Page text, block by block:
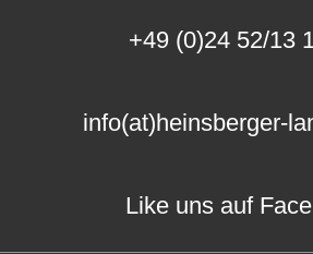
+49 (0)24 52/13
info(at)heinsberger-
Like uns auf